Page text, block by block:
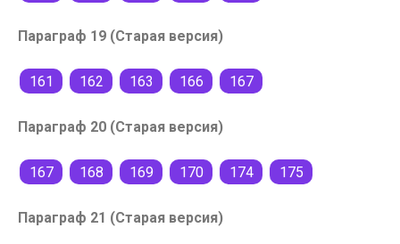
Параграф 19 (Старая версия)
161 162 163 166 167
Параграф 20 (Старая версия)
167 168 169 170 174 175
Параграф 21 (Старая версия)